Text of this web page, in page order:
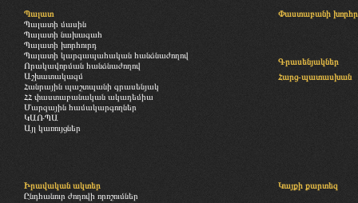
Պալատ
Պալատի մասին
Պալատի նախագահ
Պալատի խորհուրդ
Պալատի կարգապահական հանձնաժողով
Որակավորման հանձնաժողով
Աշխատակազմ
Հանրային պաշտպանի գրասենյակ
ՀՀ փաստաբանական ակադեմիա
Մարզային համակարգողներ
ԿԱՌՊԱ
Այլ կառույցներ
Փաստաբանի
Գրասենյակներ
Հարց-պատասխան
Իրավական ակտեր
Ընդհանուր ժողովի որոշումներ
Կայքի քարտեզ